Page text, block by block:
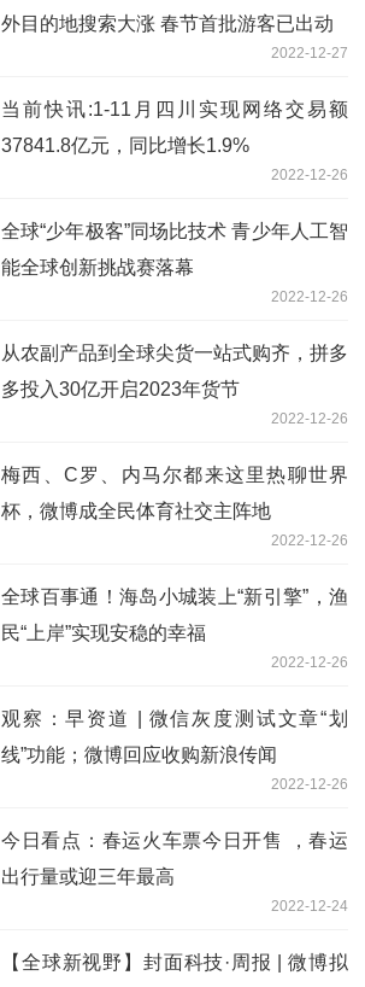
外目的地搜索大涨 春节首批游客已出动
2022-12-27
当前快讯:1-11月四川实现网络交易额
37841.8亿元，同比增长1.9%
2022-12-26
全球“少年极客”同场比技术 青少年人工智
能全球创新挑战赛落幕
2022-12-26
从农副产品到全球尖货一站式购齐，拼多
多投入30亿开启2023年货节
2022-12-26
梅西、C罗、内马尔都来这里热聊世界
杯，微博成全民体育社交主阵地
2022-12-26
全球百事通！海岛小城装上“新引擎”，渔
民“上岸”实现安稳的幸福
2022-12-26
观察：早资道 | 微信灰度测试文章“划
线”功能；微博回应收购新浪传闻
2022-12-26
今日看点：春运火车票今日开售 ，春运
出行量或迎三年最高
2022-12-24
【全球新视野】封面科技·周报 | 微博拟